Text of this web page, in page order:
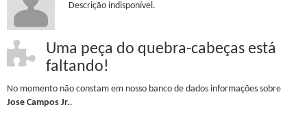
Descrição indisponível.
Uma peça do quebra-cabeças está
faltando!
No momento não constam em nosso banco de dados informações sobre
Jose Campos Jr..